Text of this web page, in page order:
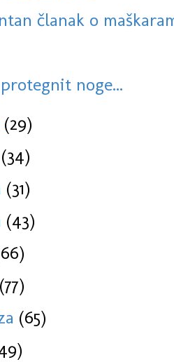
članak o
noge...
(29)
(34)
(31)
(43)
(77)
(65)